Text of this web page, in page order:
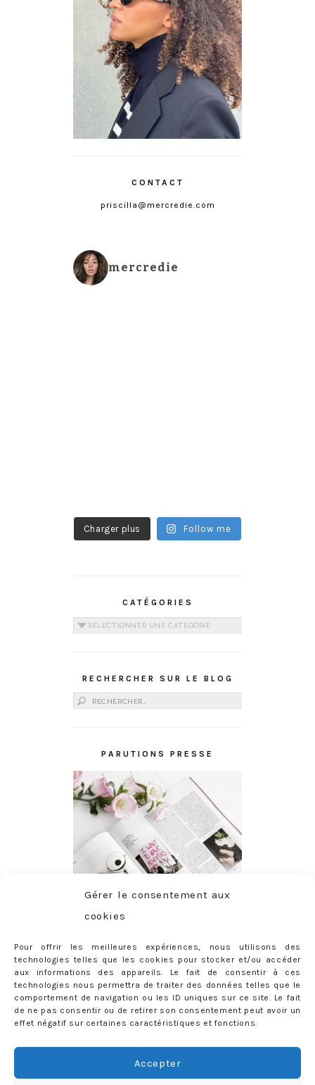
Gérer le consentement aux
cookies
Pour offrir les meilleures expériences, nous utilisons des
technologies telles que les cookies pour stocker et/ou accéder
aux informations des appareils. Le fait de consentir à ces
technologies nous permettra de traiter des données telles que le
comportement de navigation ou les ID uniques sur ce site. Le fait
de ne pas consentir ou de retirer son consentement peut avoir un
effet négatif sur certaines caractéristiques et fonctions.
Accepter
CONTACT
priscilla@mercredie.com
mercredie
Charger plus Follow me
CATÉGORIES
Catégories
RECHERCHER SUR LE BLOG
Rechercher :
PARUTIONS PRESSE
ABONNEMENT
Adresse